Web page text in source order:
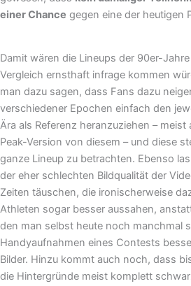
einer Chance gegen eine der heutigen
Damit wären die Lineups der 90er-
Vergleich ernsthaft infrage kommen
man dazu sagen, dass Fans dazu
verschiedener Epochen einfach den
Ära als Referenz heranzuziehen –
Peak-Version von diesem – und diese
ganze Lineup zu betrachten. Ebenso
der eher schlechten Bildqualität der
Zeiten täuschen, die ironischerweise
Athleten sogar besser aussahen,
den man selbst heute noch manchmal
Handyaufnahmen eines Contests
Bilder. Hinzu kommt auch noch, dass
die Hintergründe meist komplett